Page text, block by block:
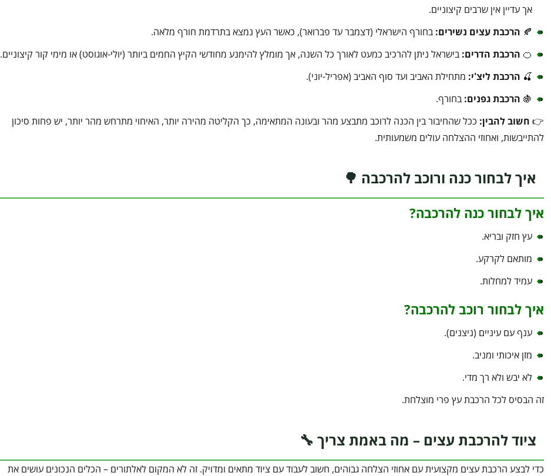
אך עדיין אין שרבים קיצוניים.
🍂 הרכבת עצים נשירים: בחורף הישראלי (דצמבר עד פברואר), כאשר העץ נמצא בתרדמת חורף מלאה.
🍊 הרכבת הדרים: בישראל ניתן להרכיב כמעט לאורך כל השנה, אך מומלץ להימנע מחודשי הקיץ החמים ביותר (יולי-אוגוסט) או מימי קור קיצוניים.
🍒 הרכבת ליצ'י: מתחילת האביב ועד סוף האביב (אפריל-יוני).
🍇 הרכבת גפנים: בחורף.
👉 חשוב להבין: ככל שהחיבור בין הכנה לרוכב מתבצע מהר ובעונה המתאימה, כך הקליטה מהירה יותר, האיחוי מתרחש מהר יותר, יש פחות סיכון
להתייבשות, ואחוזי ההצלחה עולים משמעותית.
איך לבחור כנה ורוכב להרכבה 🌳
איך לבחור כנה להרכבה?
עץ חזק ובריא.
מותאם לקרקע.
עמיד למחלות.
איך לבחור רוכב להרכבה?
ענף עם עיניים (ניצנים).
מזן איכותי ומניב.
לא יבש ולא רך מדי.
זה הבסיס לכל הרכבת עץ פרי מוצלחת.
ציוד להרכבת עצים – מה באמת צריך 🔧
כדי לבצע הרכבת עצים מקצועית עם אחוזי הצלחה גבוהים, חשוב לעבוד עם ציוד מתאים ומדויק. זה לא המקום לאלתורים – הכלים הנכונים עושים את